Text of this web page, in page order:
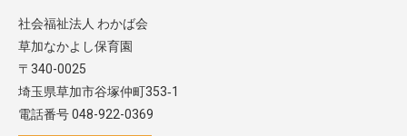
社会福祉法人 わかば会
草加なかよし保育園
〒340-0025
埼玉県草加市谷塚仲町353‐1
電話番号 048-922-0369